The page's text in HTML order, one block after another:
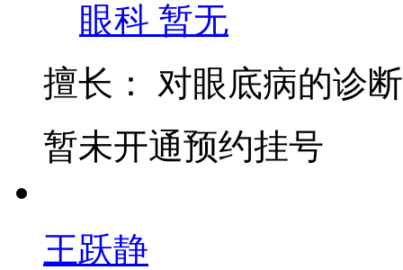
眼科 暂无
擅长：
对眼底病的诊
暂未开通预约挂号
王跃静